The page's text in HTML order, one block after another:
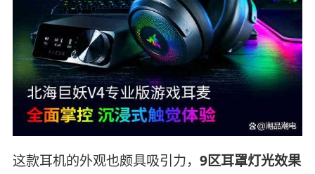
这款耳机的外观也颇具吸引力， 9区耳罩灯光效果